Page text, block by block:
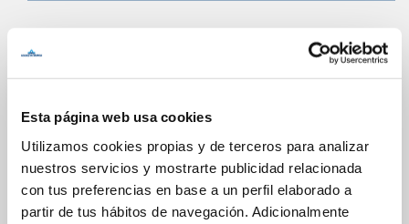
Esta página web usa cookies
Utilizamos cookies propias y de terceros para analizar
nuestros servicios y mostrarte publicidad relacionada
con tus preferencias en base a un perfil elaborado a
partir de tus hábitos de navegación. Adicionalmente
Tu Agua